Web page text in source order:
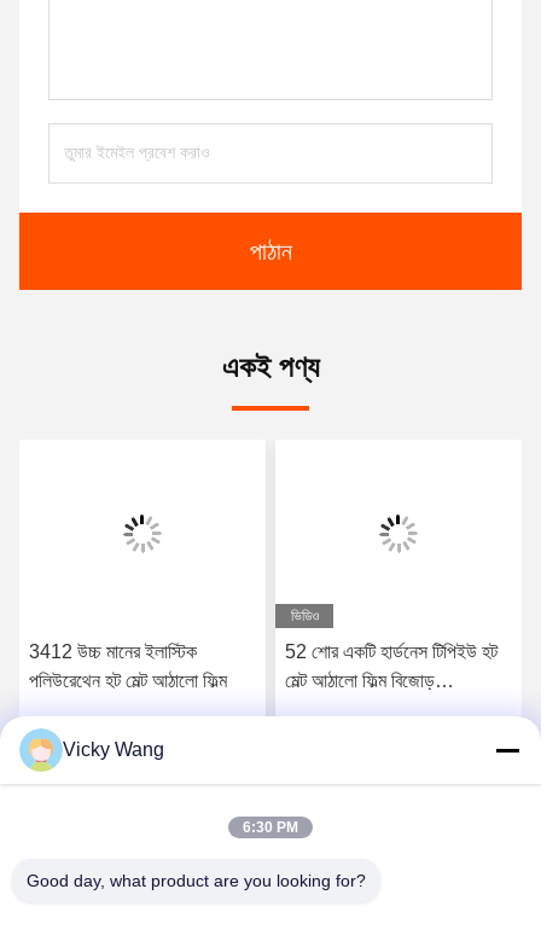
পাঠান
একই পণ্য
3412 উচ্চ মানের ইলাস্টিক
পলিউরেথেন হট মেল্ট আঠালো ফিল্ম
ভিডিও
52 শোর একটি হার্ডনেস টিপিইউ হট
মেল্ট আঠালো ফিল্ম বিজোড়
Vicky Wang
6:30 PM
Good day, what product are you looking for?